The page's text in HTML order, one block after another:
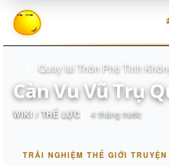
Quay lại Thôn Phệ Tinh
Càn Vu Vũ Trụ
WIKI / THẾ LỰC 4 tháng trước
TRẢI NGHIỆM THẾ GIỚI TRUYỆN